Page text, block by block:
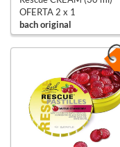
OFERTA 2 x 1
bach original